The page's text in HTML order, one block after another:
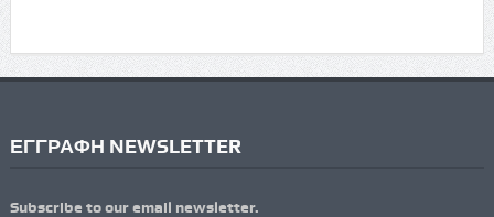
ΕΓΓΡΑΦΗ NEWSLETTER
Subscribe to our email newsletter.